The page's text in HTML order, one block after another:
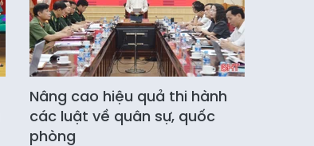
Nâng cao hiệu quả thi hành
các luật về quân sự, quốc
phòng